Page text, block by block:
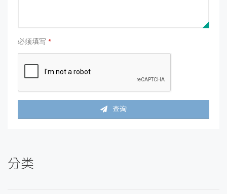
必须填写 *
查询
分类